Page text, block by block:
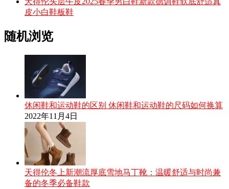
皮小白鞋板鞋
随机浏览
休闲鞋和运动鞋的区别 休闲鞋和运动鞋的尺码如何换算
2022年11月4日
天得伦冬上新潮流厚底雪地马丁靴：温暖舒适与时尚兼
备的冬季必备鞋款